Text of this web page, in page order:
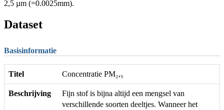
2,5 µm (=0.0025mm).
Dataset
Basisinformatie
Titel Concentratie PM₂,₅
Beschrijving
Fijn stof is bijna altijd een mengsel van
verschillende soorten deeltjes. Wanneer het